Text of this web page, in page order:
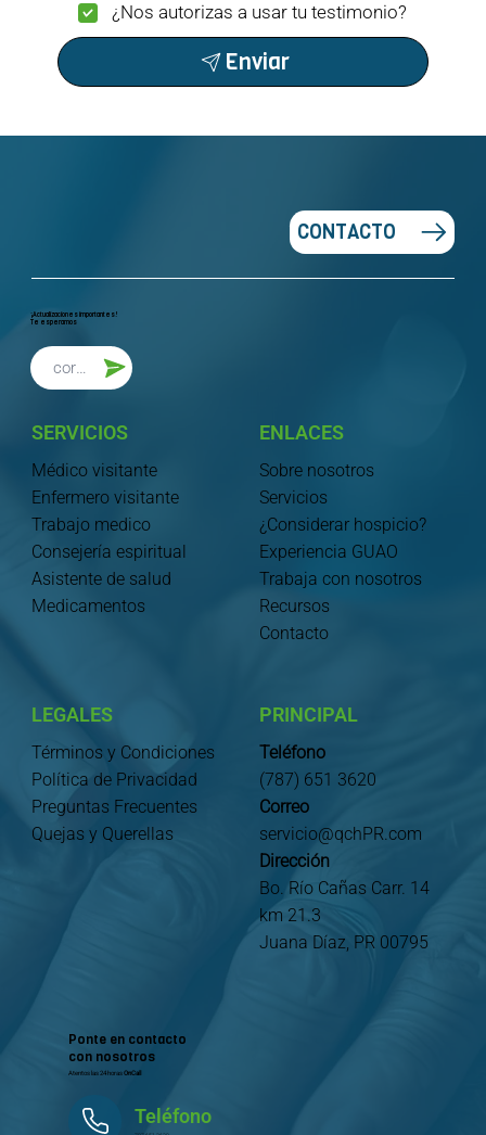
¿Nos autorizas a usar tu testimonio?
Enviar
Ponte en contacto
con nosotros
Atentos las 24 horasOnCall
Teléfono
¡Actualizaciones importantes!
Te esperamos
SERVICIOS
Médico visitante
Enfermero visitante
Trabajo medico
Consejería espiritual
Asistente de salud
Medicamentos
ENLACES
Sobre nosotros
Servicios
¿Considerar hospicio?
Experiencia GUAO
Trabaja con nosotros
Recursos
Contacto
LEGALES
Términos y Condiciones
Política de Privacidad
Preguntas Frecuentes
Quejas y Querellas
PRINCIPAL
Teléfono
(787) 651 3620
Correo
servicio@qchPR.com
Dirección
Bo. Río Cañas Carr. 14
km 21.3
Juana Díaz, PR 00795
CONTACTO